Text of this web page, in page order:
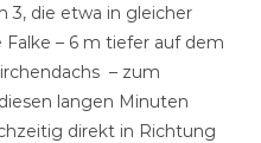
3, die etwa in gleicher
– 6 m tiefer auf dem
– zum
langen Minuten
direkt in Richtung